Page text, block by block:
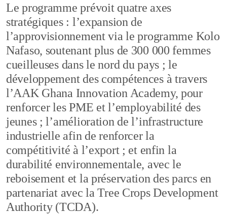
Le programme prévoit quatre axes
stratégiques : l’expansion de
l’approvisionnement via le programme Kolo
Nafaso, soutenant plus de 300 000 femmes
cueilleuses dans le nord du pays ; le
développement des compétences à travers
l’AAK Ghana Innovation Academy, pour
renforcer les PME et l’employabilité des
jeunes ; l’amélioration de l’infrastructure
industrielle afin de renforcer la
compétitivité à l’export ; et enfin la
durabilité environnementale, avec le
reboisement et la préservation des parcs en
partenariat avec la Tree Crops Development
Authority (TCDA).